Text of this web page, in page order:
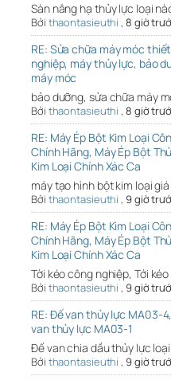
Sàn nâng hạ thủy lực loại
Bởi thaontasieuthi , 8 giờ
RE: Sửa chữa máy móc
nghiệp, máy thủy lực, bảo
máy móc
bảo dưỡng, sửa chữa máy
Bởi thaontasieuthi , 8 giờ
RE: Máy Ép Bột Kim Loại
Chính Hãng, Máy Ép Bột
Kim Loại Chính Xác Ca
máy tạo hình bột kim loại
Bởi thaontasieuthi , 9 giờ
RE: Máy Ép Bột Kim Loại
Chính Hãng, Máy Ép Bột
Kim Loại Chính Xác Ca
Tời kéo công nghiệp, Tới
Bởi thaontasieuthi , 9 giờ
RE: Đế van thủy lực MA03-
van thủy lực MA03-1
Đế van chia dầu thủy lực
Bởi thaontasieuthi , 9 giờ